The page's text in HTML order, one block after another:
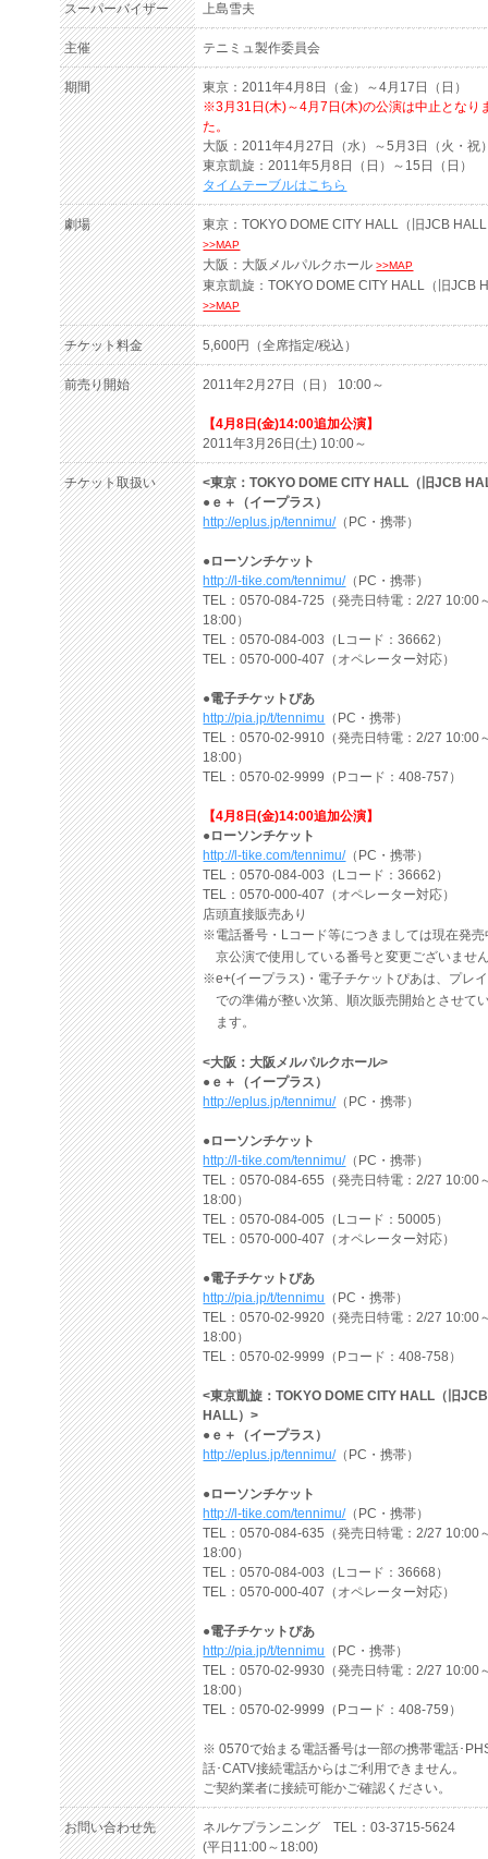
スーパーバイザー 上島雪夫
主催 テニミュ製作委員会
期間
東京：2011年4月8日（金）～4月17日（日）
※3月31日(木)～4月7日(木)の公演は中止となり
た。
大阪：2011年4月27日（水）～5月3日（火・祝
東京凱旋：2011年5月8日（日）～15日（日）
タイムテーブルはこちら
劇場 東京：TOKYO DOME CITY HALL（旧JCB
>>MAP
大阪：大阪メルパルクホール>>MAP
東京凱旋：TOKYO DOME CITY HALL（旧JCB
>>MAP
チケット料金 5,600円（全席指定/税込）
前売り開始 2011年2月27日（日） 10:00～
【4月8日(金)14:00追加公演】
2011年3月26日(土) 10:00～
チケット取扱い
<東京：TOKYO DOME CITY HALL（旧JCB
●ｅ＋（イープラス）
http://eplus.jp/tennimu/（PC・携帯）
●ローソンチケット
http://l-tike.com/tennimu/（PC・携帯）
TEL：0570-084-725（発売日特電：2/27 10:00
18:00）
TEL：0570-084-003（Lコード：36662）
TEL：0570-000-407（オペレーター対応）
●電子チケットぴあ
http://pia.jp/t/tennimu （PC・携帯）
TEL：0570-02-9910（発売日特電：2/27 10:00
18:00）
TEL：0570-02-9999（Pコード：408-757）
【4月8日(金)14:00追加公演】
●ローソンチケット
http://l-tike.com/tennimu/（PC・携帯）
TEL：0570-084-003（Lコード：36662）
TEL：0570-000-407（オペレーター対応）
店頭直接販売あり
※電話番号・Lコード等につきましては現在発売
京公演で使用している番号と変更ございませ
※e+(イープラス)・電子チケットぴあは、プレ
での準備が整い次第、順次販売開始とさせて
ます。
<大阪：大阪メルパルクホール>
●ｅ＋（イープラス）
http://eplus.jp/tennimu/（PC・携帯）
●ローソンチケット
http://l-tike.com/tennimu/（PC・携帯）
TEL：0570-084-655（発売日特電：2/27 10:00
18:00）
TEL：0570-084-005（Lコード：50005）
TEL：0570-000-407（オペレーター対応）
●電子チケットぴあ
http://pia.jp/t/tennimu （PC・携帯）
TEL：0570-02-9920（発売日特電：2/27 10:00
18:00）
TEL：0570-02-9999（Pコード：408-758）
<東京凱旋：TOKYO DOME CITY HALL（旧JCB
HALL）>
●ｅ＋（イープラス）
http://eplus.jp/tennimu/（PC・携帯）
●ローソンチケット
http://l-tike.com/tennimu/（PC・携帯）
TEL：0570-084-635（発売日特電：2/27 10:00
18:00）
TEL：0570-084-003（Lコード：36668）
TEL：0570-000-407（オペレーター対応）
●電子チケットぴあ
http://pia.jp/t/tennimu （PC・携帯）
TEL：0570-02-9930（発売日特電：2/27 10:00
18:00）
TEL：0570-02-9999（Pコード：408-759）
※ 0570で始まる電話番号は一部の携帯電話･
話･CATV接続電話からはご利用できません。
ご契約業者に接続可能かご確認ください。
お問い合わせ先
ネルケプランニング TEL：03-3715-5624
(平日11:00～18:00)